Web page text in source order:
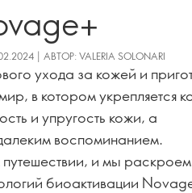
| АВТОР: VALERIA SOLONARI
ухода за кожей и
в котором укрепляется
и упругость кожи, а
воспоминанием.
и мы
биоактивации